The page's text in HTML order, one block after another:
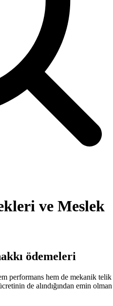
ve Meslek
ödemeleri
performans hem de mekanik telik
de alındığından emin olman